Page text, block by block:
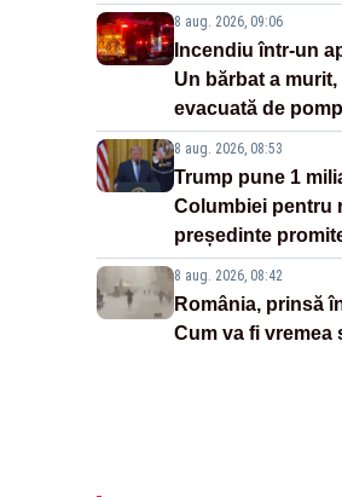
8 aug. 2026, 09:06
Incendiu într-un
Un bărbat a
evacuată de
8 aug. 2026, 08:53
Trump pune 1
Columbiei pentru
președinte
8 aug. 2026, 08:42
România, prinsă
Cum va fi vremea